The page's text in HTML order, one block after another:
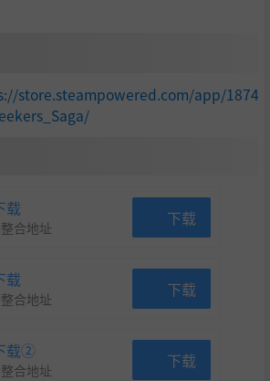
if you can bring your mind and heart
I am sure... But will you find what you
store.steampowered.com/app/1874
载
合地址 下载
载
合地址 下载
载②
合地址 下载